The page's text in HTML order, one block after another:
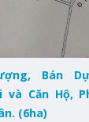
Bán
và Căn Hộ,
(6ha)